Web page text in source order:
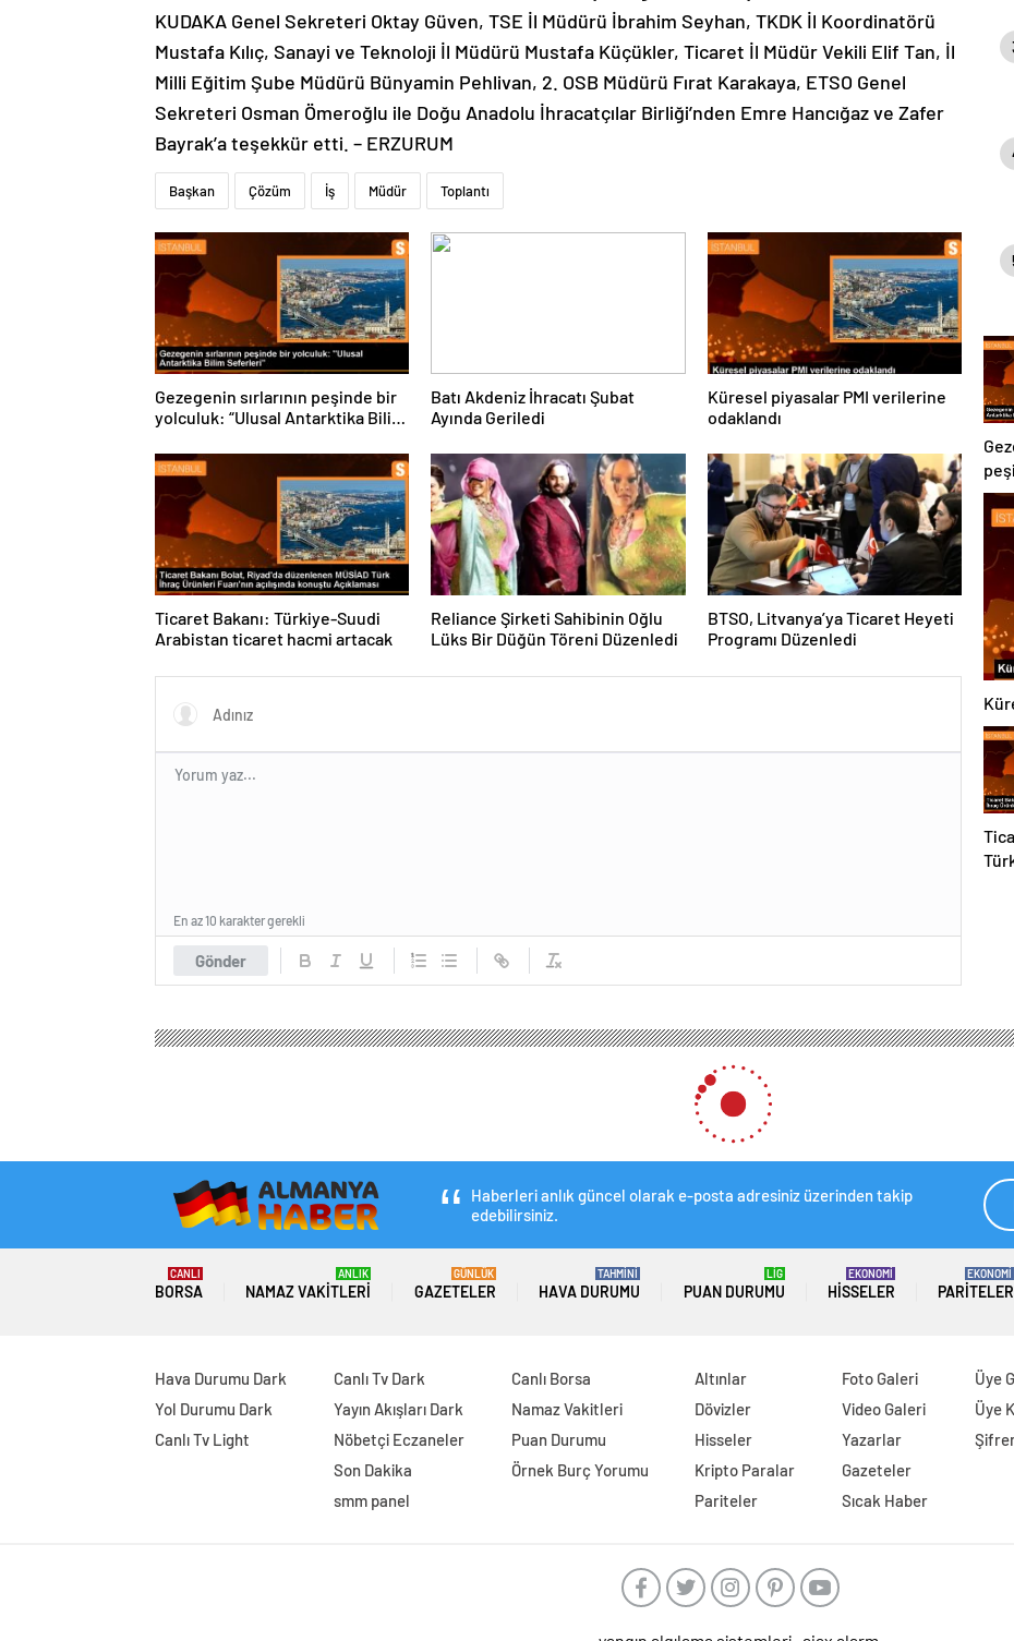
KUDAKA Genel Sekreteri Oktay Güven, TSE İl Müdürü İbrahim Seyhan, TKDK İl Koordinatörü
Mustafa Kılıç, Sanayi ve Teknoloji İl Müdürü Mustafa Küçükler, Ticaret İl Müdür Vekili Elif Tan, İl
Milli Eğitim Şube Müdürü Bünyamin Pehlivan, 2. OSB Müdürü Fırat Karakaya, ETSO Genel
Sekreteri Osman Ömeroğlu ile Doğu Anadolu İhracatçılar Birliği’nden Emre Hancığaz ve Zafer
Bayrak’a teşekkür etti. – ERZURUM
Başkan Çözüm İş Müdür Toplantı
Gezegenin sırlarının peşinde bir
yolculuk: “Ulusal Antarktika Bilim
Batı Akdeniz İhracatı Şubat
Ayında Geriledi
Küresel piyasalar PMI verilerine
odaklandı
Ticaret Bakanı: Türkiye-Suudi
Arabistan ticaret hacmi artacak
Reliance Şirketi Sahibinin Oğlu
Lüks Bir Düğün Töreni Düzenledi
BTSO, Litvanya’ya Ticaret Heyeti
Programı Düzenledi
Gönder
En az 10 karakter gerekli
Haberleri anlık güncel olarak e-posta adresiniz üzerinden takip
edebilirsiniz.
BORSA
CANLI
NAMAZ VAKITLERI
ANLIK
GAZETELER
GÜNLÜK
HAVA DURUMU
TAHMİNİ
PUAN DURUMU
LİG
HISSELER
EKONOMİ
PARITELER
EKONOMİ
Hava Durumu Dark
Yol Durumu Dark
Canlı Tv Light
Canlı Tv Dark
Yayın Akışları Dark
Nöbetçi Eczaneler
Son Dakika
smm panel
Canlı Borsa
Namaz Vakitleri
Puan Durumu
Örnek Burç Yorumu
Altınlar
Dövizler
Hisseler
Kripto Paralar
Pariteler
Foto Galeri
Video Galeri
Yazarlar
Gazeteler
Sıcak Haber
Üye
Üye